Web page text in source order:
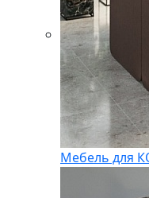
Мебель для